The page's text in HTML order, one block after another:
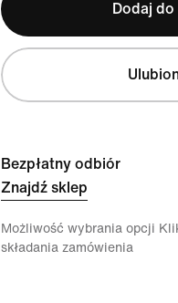
Dodaj
Bezpłatny odbiór
Znajdź sklep
Możliwość wybrania opcji
składania zamówienia